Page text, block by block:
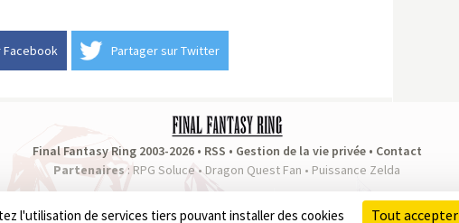
Facebook Partager sur Twitter
Final Fantasy Ring 2003-2026 • RSS • Gestion de la vie privée• Contact
Partenaires : RPG Soluce • Dragon Quest Fan • Puissance Zelda
l'utilisation de services tiers pouvant installer des cookies Tout accepter